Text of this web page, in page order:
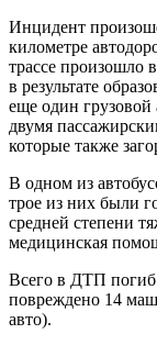
Инцидент
километре
трассе произошло
в результате
еще один грузовой
двумя
которые также
В одном из
трое из них были
средней степени
медицинская
Всего в ДТП погиб
повреждено 14
авто).